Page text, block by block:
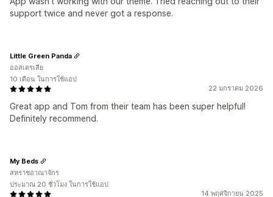
support twice and never got a response.
22 มกราคม 2026
Great app and Tom from their team has been super helpful!
Definitely recommend.
Little Green Panda
ออสเตรเลีย
10 เดือน ในการใช้แอป
14 พฤศจิกายน 2025
My Beds
สหราชอาณาจักร
ประมาณ 20 ชั่วโมง ในการใช้แอป